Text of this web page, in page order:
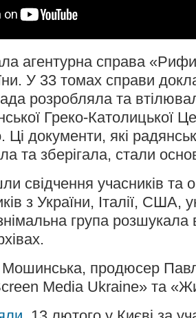
агентурна справа
У 33 томах справи
розробляла та
Греко-Католицької
документи, які
та зберігала, стали
свідчення учасників та
з України, Італії, США,
знімальна група розшукала
продюсер
Media Ukraine» та